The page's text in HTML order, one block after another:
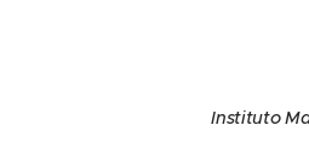
Instituto